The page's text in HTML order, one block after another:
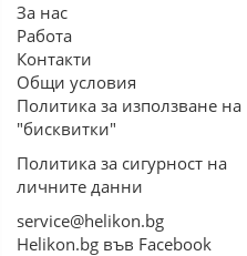
За нас
Работа
Контакти
Общи условия
Политика за използване на
"бисквитки"
Политика за сигурност на
личните данни
service@helikon.bg
Helikon.bg във Facebook